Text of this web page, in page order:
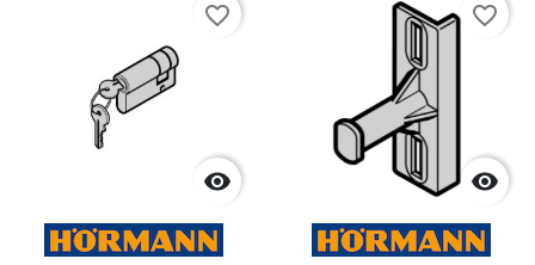

favorite_border

favorite_border